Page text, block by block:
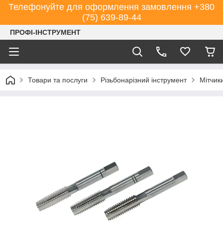
Телефонуйте для оформлення замовлення +380
(75) 639-89-44
ПРОФІ-ІНСТРУМЕНТ
Товари та послуги Різьбонарізний інструмент